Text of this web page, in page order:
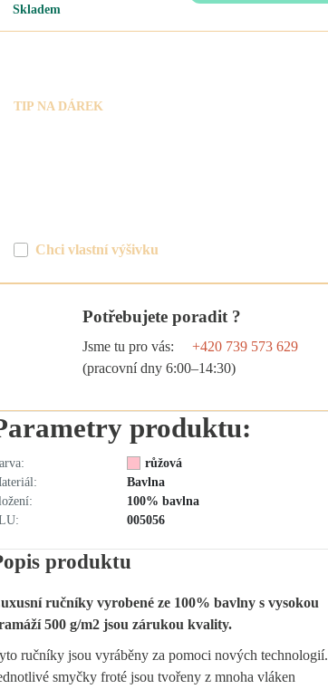
Skladem
TIP NA DÁREK
Chci vlastní výšivku
Potřebujete poradit ?
Jsme tu pro vás:
+420 739 573 629
(pracovní dny 6:00–14:30)
produktu:
růžová
Bavlna
100% bavlna
005056
produktu
ručníky vyrobené ze 100% bavlny s vysokou
500 g/m2 jsou zárukou kvality.
ručníky jsou vyráběny za pomoci nových technologií.
smyčky froté jsou tvořeny z mnoha vláken